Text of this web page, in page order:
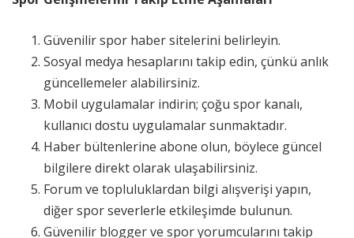
Güvenilir spor haber sitelerini belirleyin.
Sosyal medya hesaplarını takip edin, çünkü anlık
güncellemeler alabilirsiniz.
Mobil uygulamalar indirin; çoğu spor kanalı,
kullanıcı dostu uygulamalar sunmaktadır.
Haber bültenlerine abone olun, böylece güncel
bilgilere direkt olarak ulaşabilirsiniz.
Forum ve topluluklardan bilgi alışverişi yapın,
diğer spor severlerle etkileşimde bulunun.
Güvenilir blogger ve spor yorumcularını takip